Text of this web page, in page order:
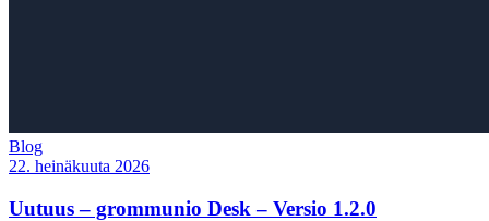
Blog
22. heinäkuuta 2026
Uutuus – grommunio Desk – Versio 1.2.0